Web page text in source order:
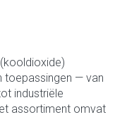
toepassingen — van
industriële
assortiment omvat